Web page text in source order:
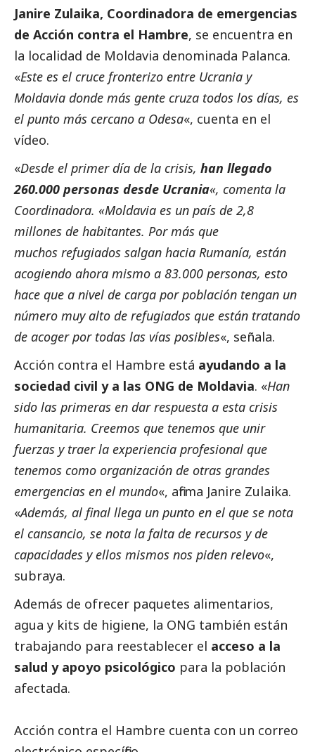
Janire Zulaika, Coordinadora de emergencias
de Acción contra el Hambre, se encuentra en
la localidad de Moldavia denominada Palanca.
«Este es el cruce fronterizo entre Ucrania y
Moldavia donde más gente cruza todos los días, es
el punto más cercano a Odesa«, cuenta en el
vídeo.
«Desde el primer día de la crisis, han llegado
260.000 personas desde Ucrania«, comenta la
Coordinadora. «Moldavia es un país de 2,8
millones de habitantes. Por más que
muchos refugiados salgan hacia Rumanía, están
acogiendo ahora mismo a 83.000 personas, esto
hace que a nivel de carga por población tengan un
número muy alto de refugiados que están tratando
de acoger por todas las vías posibles«, señala.
Acción contra el Hambre está ayudando a la
sociedad civil y a las ONG de Moldavia. «Han
sido las primeras en dar respuesta a esta crisis
humanitaria. Creemos que tenemos que unir
fuerzas y traer la experiencia profesional que
tenemos como organización de otras grandes
emergencias en el mundo«, afirma Janire Zulaika.
«Además, al final llega un punto en el que se nota
el cansancio, se nota la falta de recursos y de
capacidades y ellos mismos nos piden relevo«,
subraya.
Además de ofrecer paquetes alimentarios,
agua y kits de higiene, la ONG también están
trabajando para reestablecer el acceso a la
salud y apoyo psicológico para la población
afectada.
Acción contra el Hambre cuenta con un correo